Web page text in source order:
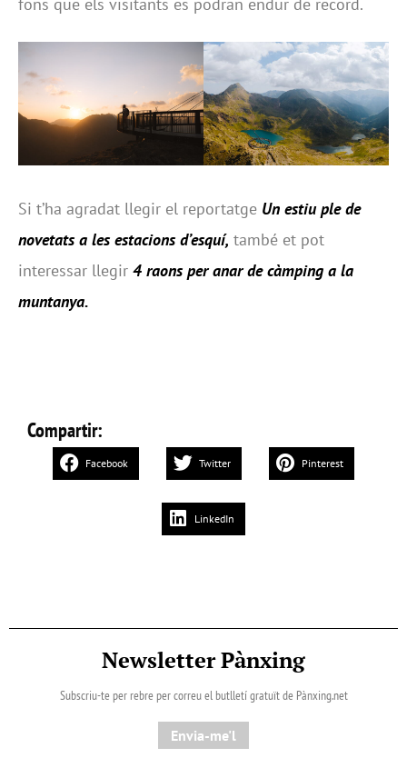
Si t’ha agradat llegir el reportatge Un estiu ple de
novetats a les estacions d’esquí, també et pot
interessar llegir 4 raons per anar de càmping a la
muntanya.
Compartir:
Facebook Twitter Pinterest
LinkedIn
Newsletter Pànxing
Subscriu-te per rebre per correu el butlletí gratuït de Pànxing.net​
Envia-me'l